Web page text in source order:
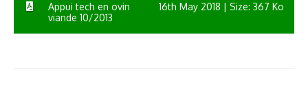
| Size: 367 Ko
16th May 2018
Appui tech en ovin
viande 10/2013